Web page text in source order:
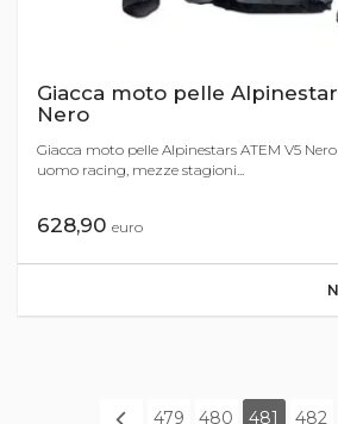
Giacca moto pelle
Nero
Giacca moto pelle Alpinestars ATEM V5
uomo racing, mezze stagioni...
628,90 euro
479 480 481 482